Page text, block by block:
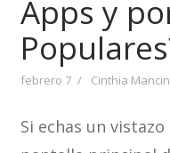
Apps y
febrero 7 Cinthia
Si echas un